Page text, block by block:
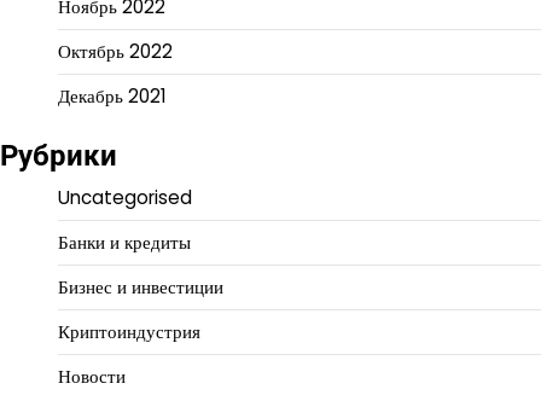
Ноябрь 2022
Октябрь 2022
Декабрь 2021
Рубрики
Uncategorised
Банки и кредиты
Бизнес и инвестиции
Криптоиндустрия
Новости